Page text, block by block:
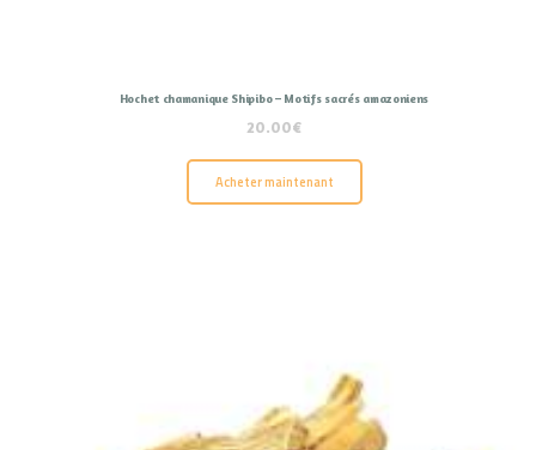
Hochet chamanique Shipibo – Motifs sacrés amazoniens
20.00€
Acheter maintenant